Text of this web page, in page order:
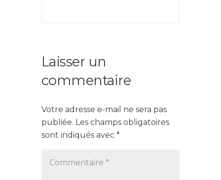
Laisser un
commentaire
Votre adresse e-mail ne sera pas
publiée. Les champs obligatoires
sont indiqués avec *